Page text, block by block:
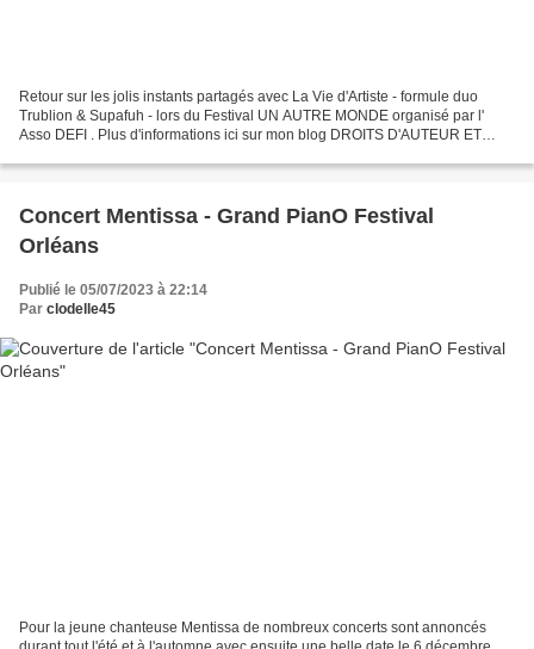
Retour sur les jolis instants partagés avec La Vie d'Artiste - formule duo
Trublion & Supafuh - lors du Festival UN AUTRE MONDE organisé par l'
Asso DEFI . Plus d'informations ici sur mon blog DROITS D'AUTEUR ET
Concert Mentissa - Grand PianO Festival
Orléans
Publié le 05/07/2023 à 22:14
Par clodelle45
Pour la jeune chanteuse Mentissa de nombreux concerts sont annoncés